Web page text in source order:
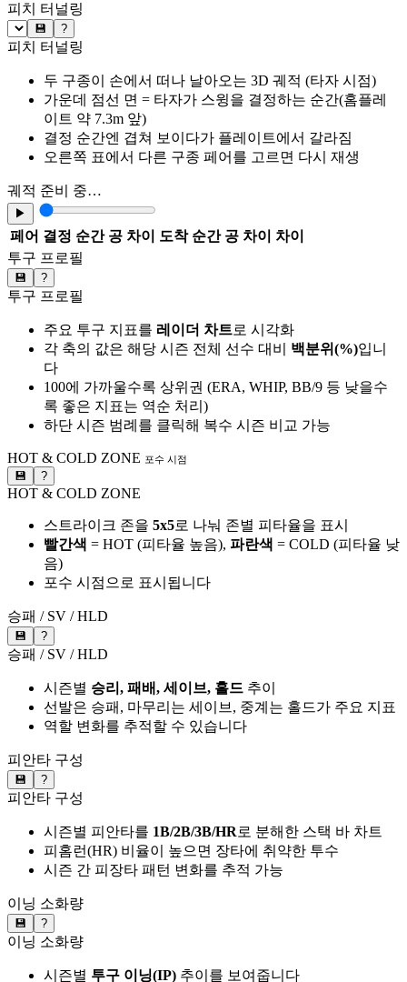
피치 터널링
💾 ?
피치 터널링
두 구종이 손에서 떠나 날아오는 3D 궤적 (타자 시점)
가운데 점선 면 = 타자가 스윙을 결정하는 순간(홈플레
이트 약 7.3m 앞)
결정 순간엔 겹쳐 보이다가 플레이트에서 갈라짐
오른쪽 표에서 다른 구종 페어를 고르면 다시 재생
궤적 준비 중…
▶
페어 결정 순간 공 차이 도착 순간 공 차이
차이
투구 프로필
💾 ?
투구 프로필
주요 투구 지표를 레이더 차트로 시각화
각 축의 값은 해당 시즌 전체 선수 대비 백분위(%)입니
다
100에 가까울수록 상위권 (ERA, WHIP, BB/9 등 낮을수
록 좋은 지표는 역순 처리)
하단 시즌 범례를 클릭해 복수 시즌 비교 가능
HOT & COLD ZONE 포수 시점
💾 ?
HOT & COLD ZONE
스트라이크 존을 5x5로 나눠 존별 피타율을 표시
빨간색 = HOT (피타율 높음), 파란색 = COLD (피타율 낮
음)
포수 시점으로 표시됩니다
승패 / SV / HLD
💾 ?
승패 / SV / HLD
시즌별 승리, 패배, 세이브, 홀드 추이
선발은 승패, 마무리는 세이브, 중계는 홀드가 주요 지표
역할 변화를 추적할 수 있습니다
피안타 구성
💾 ?
피안타 구성
시즌별 피안타를 1B/2B/3B/HR로 분해한 스택 바 차트
피홈런(HR) 비율이 높으면 장타에 취약한 투수
시즌 간 피장타 패턴 변화를 추적 가능
이닝 소화량
💾 ?
이닝 소화량
시즌별 투구 이닝(IP) 추이를 보여줍니다